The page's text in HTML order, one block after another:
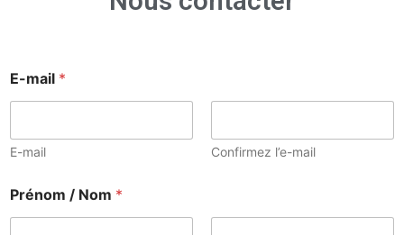
E-mail *
E-mail Confirmez l’e-mail
Prénom / Nom *